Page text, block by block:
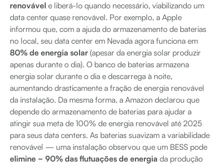
renovável e liberá-lo quando necessário, viabilizando um
data center quase renovável. Por exemplo, a Apple
informou que, com a ajuda do armazenamento de baterias
no local, seu data center em Nevada agora funciona em
80% de energia solar (apesar da energia solar produzir
apenas durante o dia). O banco de baterias armazena
energia solar durante o dia e descarrega à noite,
aumentando drasticamente a fração de energia renovável
da instalação. Da mesma forma, a Amazon declarou que
depende do armazenamento de baterias para ajudar a
atingir sua meta de 100% de energia renovável até 2025
para seus data centers. As baterias suavizam a variabilidade
renovável — uma instalação observou que um BESS pode
elimine ~ 90% das flutuações de energia da produção